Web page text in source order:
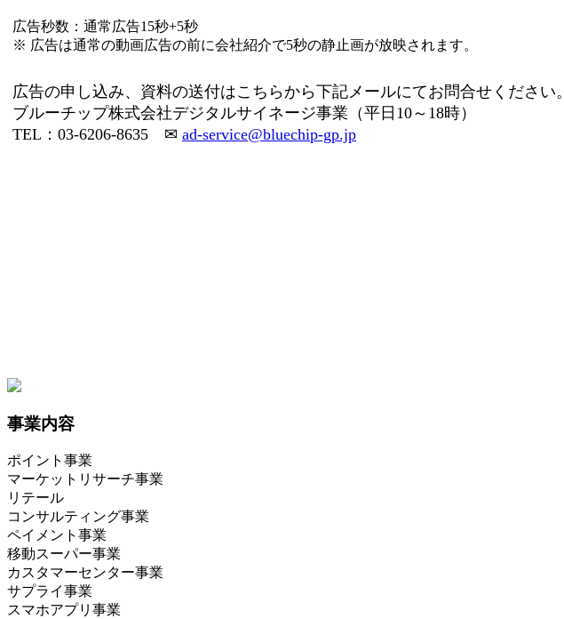
広告秒数：通常広告15秒+5秒
※ 広告は通常の動画広告の前に会社紹介で5秒の静止画が放映されます。
広告の申し込み、資料の送付はこちらから下記メールにてお問合せください。
ブルーチップ株式会社デジタルサイネージ事業（平日10～18時）
TEL： 03-6206-8635 ✉ ad-service@bluechip-gp.jp
事業内容
ポイント事業
マーケットリサーチ事業
リテール
コンサルティング事業
ペイメント事業
移動スーパー事業
カスタマーセンター事業
サプライ事業
スマホアプリ事業